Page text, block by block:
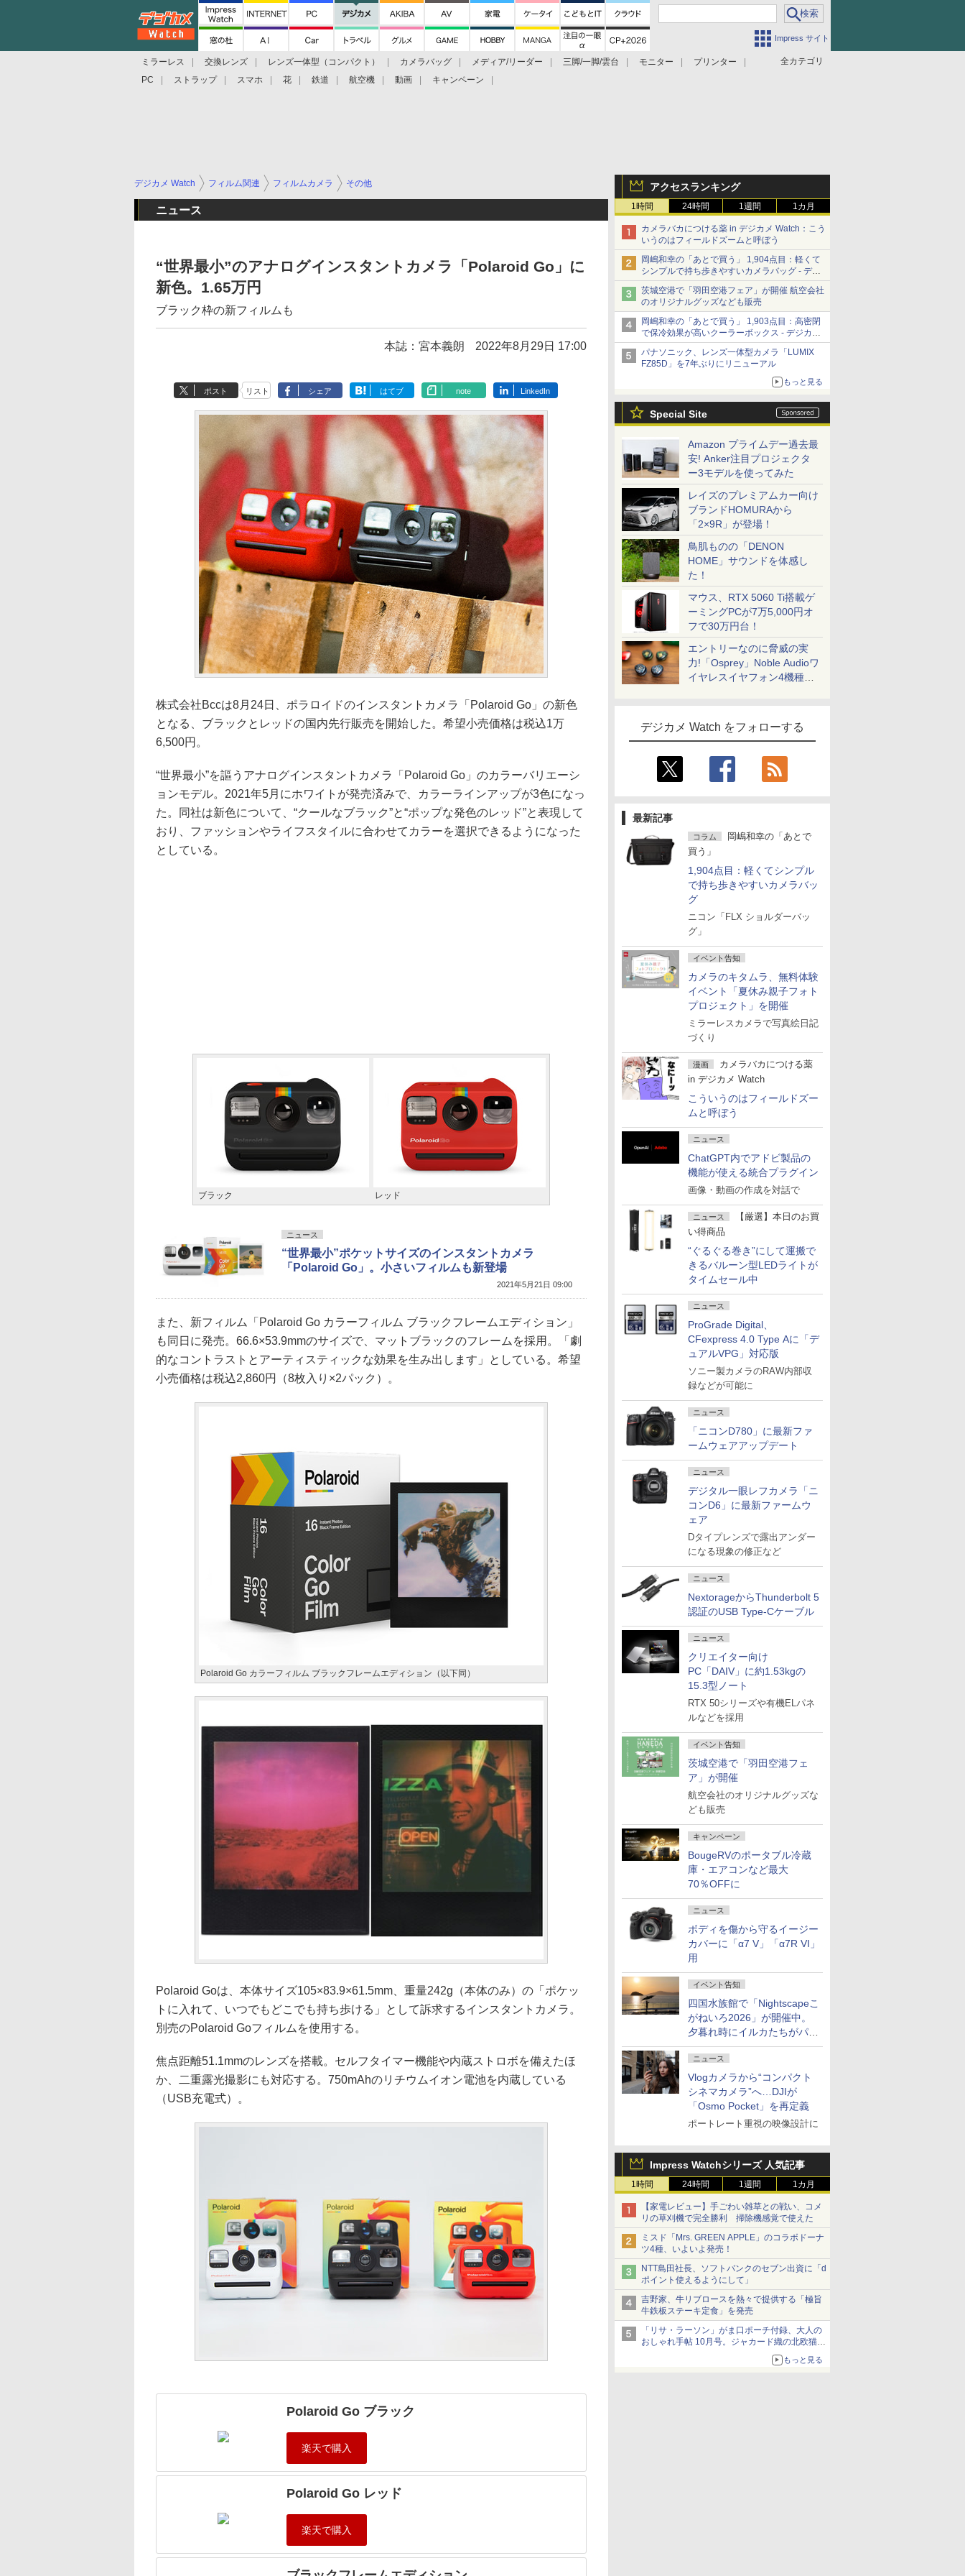
Impress サイト
全カテゴリ
ミラーレス 交換レンズ レンズ一体型（コンパクト） カメラバッグ メディア/リーダー 三脚/一脚/雲台 モニター
プリンター
PC
ストラップ スマホ 花 鉄道 航空機 動画 キャンペーン
アクセスランキング
1時間 24時間 1週間 1カ月
カメラバカにつける薬 in デジカメ Watch：こう
いうのはフィールドズームと呼ぼう
岡嶋和幸の「あとで買う」 1,904点目：軽くて
シンプルで持ち歩きやすいカメラバッグ - デジ
カメ Watch
茨城空港で「羽田空港フェア」が開催 航空会社
のオリジナルグッズなども販売
岡嶋和幸の「あとで買う」 1,903点目：高密閉
で保冷効果が高いクーラーボックス - デジカメ
Watch
パナソニック、レンズ一体型カメラ「LUMIX
FZ85D」を7年ぶりにリニューアル
もっと見る
Special Site
Amazon プライムデー過去最
安! Anker注目プロジェクタ
ー3モデルを使ってみた
レイズのプレミアムカー向け
ブランドHOMURAから
「2×9R」が登場！
鳥肌ものの「DENON
HOME」サウンドを体感し
た！
マウス、RTX 5060 Ti搭載ゲ
ーミングPCが7万5,000円オ
フで30万円台！
エントリーなのに脅威の実
力!「Osprey」Noble Audioワ
イヤレスイヤフォン4機種を
デジカメ Watch をフォローする
最新記事
コラム
岡嶋和幸の「あとで
買う」
1,904点目：軽くてシンプル
で持ち歩きやすいカメラバッ
グ
ニコン「FLX ショルダーバッ
グ」
イベント告知
カメラのキタムラ、無料体験
イベント「夏休み親子フォト
プロジェクト」を開催
ミラーレスカメラで写真絵日記
づくり
漫画
カメラバカにつける薬
in デジカメ Watch
こういうのはフィールドズー
ムと呼ぼう
ニュース
ChatGPT内でアドビ製品の
機能が使える統合プラグイン
画像・動画の作成を対話で
ニュース
【厳選】本日のお買
い得商品
“ぐるぐる巻き”にして運搬で
きるバルーン型LEDライトが
タイムセール中
ニュース
ProGrade Digital、
CFexpress 4.0 Type Aに「デ
ュアルVPG」対応版
ソニー製カメラのRAW内部収
録などが可能に
ニュース
「ニコンD780」に最新ファ
ームウェアアップデート
ニュース
デジタル一眼レフカメラ「ニ
コンD6」に最新ファームウ
ェア
Dタイプレンズで露出アンダー
になる現象の修正など
ニュース
NextorageからThunderbolt 5
認証のUSB Type-Cケーブル
ニュース
クリエイター向け
PC「DAIV」に約1.53kgの
15.3型ノート
RTX 50シリーズや有機ELパネ
ルなどを採用
イベント告知
茨城空港で「羽田空港フェ
ア」が開催
航空会社のオリジナルグッズな
ども販売
キャンペーン
BougeRVのポータブル冷蔵
庫・エアコンなど最大
70％OFFに
ニュース
ボディを傷から守るイージー
カバーに「α7 V」「α7R VI」
用
イベント告知
四国水族館で「Nightscapeこ
がねいろ2026」が開催中。
夕暮れ時にイルカたちがパフ
ォーマンスを繰り広げる
ニュース
Vlogカメラから“コンパクト
シネマカメラ”へ…DJIが
「Osmo Pocket」を再定義
ポートレート重視の映像設計に
Impress Watchシリーズ 人気記事
1時間 24時間 1週間 1カ月
【家電レビュー】手ごわい雑草との戦い、コメ
リの草刈機で完全勝利 掃除機感覚で使えた
ミスド「Mrs. GREEN APPLE」のコラボドーナ
ツ4種、いよいよ発売！
NTT島田社長、ソフトバンクのセブン出資に「d
ポイント使えるようにして」
吉野家、牛リブロースを熱々で提供する「極旨
牛鉄板ステーキ定食」を発売
「リサ・ラーソン」がま口ポーチ付録、大人の
おしゃれ手帖 10月号。ジャカード織の北欧猫デ
もっと見る
デジカメ Watch フィルム関連 フィルムカメラ その他
ニュース
“世界最小”のアナログインスタントカメラ「Polaroid Go」に
新色。1.65万円
ブラック枠の新フィルムも
本誌：宮本義朗 2022年8月29日 17:00
ポスト リスト シェア はてブ note LinkedIn
株式会社Bccは8月24日、ポラロイドのインスタントカメラ「Polaroid Go」の新色
となる、ブラックとレッドの国内先行販売を開始した。希望小売価格は税込1万
6,500円。
“世界最小”を謳うアナログインスタントカメラ「Polaroid Go」のカラーバリエーシ
ョンモデル。2021年5月にホワイトが発売済みで、カラーラインアップが3色になっ
た。同社は新色について、“クールなブラック”と“ポップな発色のレッド”と表現して
おり、ファッションやライフスタイルに合わせてカラーを選択できるようになった
としている。
ブラック レッド
ニュース
“世界最小”ポケットサイズのインスタントカメラ
「Polaroid Go」。小さいフィルムも新登場
2021年5月21日 09:00
また、新フィルム「Polaroid Go カラーフィルム ブラックフレームエディション」
も同日に発売。66.6×53.9mmのサイズで、マットブラックのフレームを採用。「劇
的なコントラストとアーティスティックな効果を生み出します」としている。希望
小売価格は税込2,860円（8枚入り×2パック）。
Polaroid Go カラーフィルム ブラックフレームエディション（以下同）
Polaroid Goは、本体サイズ105×83.9×61.5mm、重量242g（本体のみ）の「ポケッ
トに入れて、いつでもどこでも持ち歩ける」として訴求するインスタントカメラ。
別売のPolaroid Goフィルムを使用する。
焦点距離51.1mmのレンズを搭載。セルフタイマー機能や内蔵ストロボを備えたほ
か、二重露光撮影にも対応する。750mAhのリチウムイオン電池を内蔵している
（USB充電式）。
Polaroid Go ブラック
Polaroid Go レッド